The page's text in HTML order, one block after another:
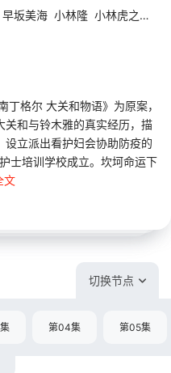
早坂美海 小林隆 小林虎之介
丁格尔 大关和物语》为原案，
关和与铃木雅的真实经历，描
立派出看护妇会协助防疫的
士培训学校成立。坎坷命运下
文
切换节点
第04集 第05集